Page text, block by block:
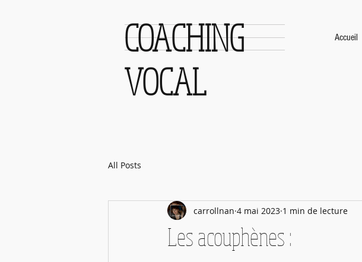
COACHING
VOCAL
Accueil
All Posts
Les acouphènes :
carrollnan 4 mai 2023 1 min de lecture